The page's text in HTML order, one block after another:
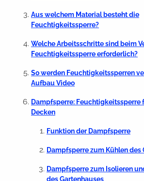
Aus welchem Material besteht die
Feuchtigkeitssperre?
Welche Arbeitsschritte sind beim
Feuchtigkeitssperre erforderlich?
So werden Feuchtigkeitssperren
Aufbau Video
Dampfsperre: Feuchtigkeitssperre
Decken
Funktion der Dampfsperre
Dampfsperre zum Kühlen des
Dampfsperre zum Isolieren
des Gartenhauses